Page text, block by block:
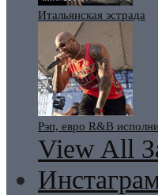
Итальянская эстрада
Рэп, евро R&B
View All